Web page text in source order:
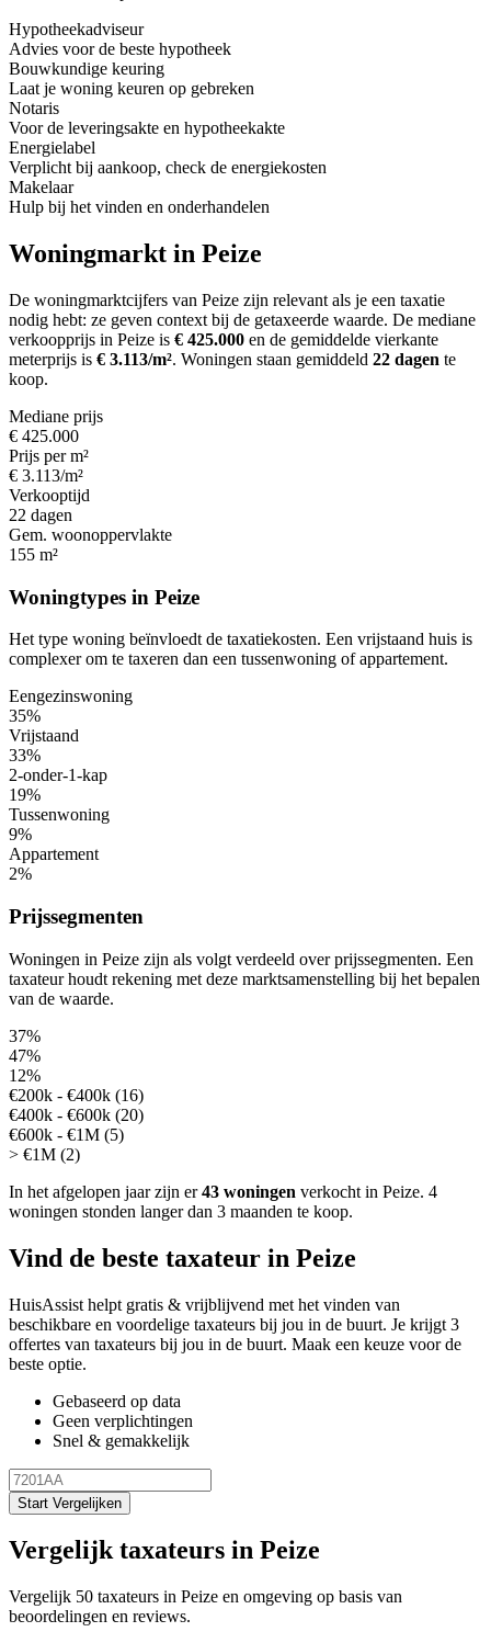
Hypotheekadviseur
Advies voor de beste hypotheek
Bouwkundige keuring
Laat je woning keuren op gebreken
Notaris
Voor de leveringsakte en hypotheekakte
Energielabel
Verplicht bij aankoop, check de energiekosten
Makelaar
Hulp bij het vinden en onderhandelen
Woningmarkt in Peize
De woningmarktcijfers van Peize zijn relevant als je een taxatie
nodig hebt: ze geven context bij de getaxeerde waarde. De mediane
verkoopprijs in Peize is € 425.000 en de gemiddelde vierkante
meterprijs is € 3.113/m². Woningen staan gemiddeld 22 dagen te
koop.
Mediane prijs
€ 425.000
Prijs per m²
€ 3.113/m²
Verkooptijd
22 dagen
Gem. woonoppervlakte
155 m²
Woningtypes in Peize
Het type woning beïnvloedt de taxatiekosten. Een vrijstaand huis is
complexer om te taxeren dan een tussenwoning of appartement.
Eengezinswoning
35%
Vrijstaand
33%
2-onder-1-kap
19%
Tussenwoning
9%
Appartement
2%
Prijssegmenten
Woningen in Peize zijn als volgt verdeeld over prijssegmenten. Een
taxateur houdt rekening met deze marktsamenstelling bij het bepalen
van de waarde.
37%
47%
12%
€200k - €400k (16)
€400k - €600k (20)
€600k - €1M (5)
> €1M (2)
In het afgelopen jaar zijn er43 woningen verkocht in Peize. 4
woningen stonden langer dan 3 maanden te koop.
Vind de beste taxateur in Peize
HuisAssist helpt gratis & vrijblijvend met het vinden van
beschikbare en voordelige taxateurs bij jou in de buurt. Je krijgt 3
offertes van taxateurs bij jou in de buurt. Maak een keuze voor de
beste optie.
Gebaseerd op data
Geen verplichtingen
Snel & gemakkelijk
Start Vergelijken
Vergelijk taxateurs in Peize
Vergelijk 50 taxateurs in Peize en omgeving op basis van
beoordelingen en reviews.